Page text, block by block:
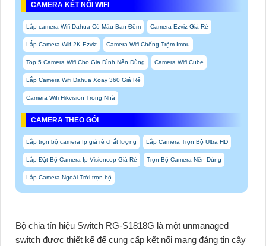
CAMERA KẾT NỐI WIFI
Lắp camera Wifi Dahua Có Màu Ban Đêm Camera Ezviz Giá Rẻ
Lắp Camera Wiif 2K Ezviz Camera Wifi Chống Trộm Imou
Top 5 Camera Wifi Cho Gia Đình Nên Dùng Camera Wifi Cube
Lắp Camera Wifi Dahua Xoay 360 Giá Rẻ
Camera Wifi Hikvision Trong Nhà
CAMERA THEO GÓI
Lắp trọn bộ camera Ip giá rẻ chất lượng Lắp Camera Trọn Bộ Ultra HD
Lắp Đặt Bộ Camera Ip Visioncop Giá Rẻ Trọn Bộ Camera Nên Dùng
Lắp Camera Ngoài Trời trọn bộ
Bộ chia tín hiệu Switch RG-S1818G là một unmanaged
switch được thiết kế để cung cấp kết nối mạng đáng tin cậy